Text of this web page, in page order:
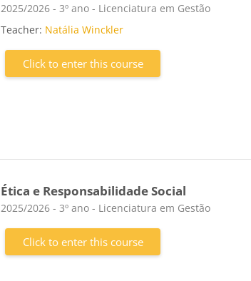
Course category
2025/2026 - 3º ano - Licenciatura em Gestão
Teacher: Natália Winckler
Click to enter this course
Ética e Responsabilidade Social
Course category
2025/2026 - 3º ano - Licenciatura em Gestão
Click to enter this course